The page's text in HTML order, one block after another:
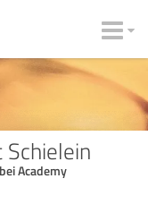
Academy